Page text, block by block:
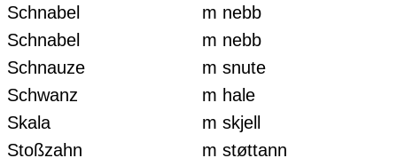
Schnabel
m nebb
Schnabel
m nebb
Schnauze
m snute
Schwanz
m hale
Skala
m skjell
Stoßzahn
m støttann